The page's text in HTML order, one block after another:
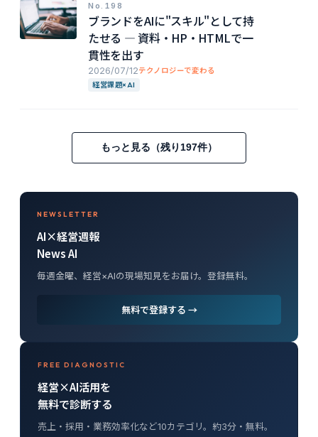
No.198
ブランドをAIに"スキル"として持
たせる — 資料・HP・HTMLで一
貫性を出す
2026/07/12テクノロジーで変わる
経営課題×AI
もっと見る（残り197件）
NEWSLETTER
AI×経営週報
News AI
毎週金曜、経営×AIの現場知見をお届け。登録無料。
無料で登録する →
FREE DIAGNOSTIC
経営×AI活用を
無料で診断する
売上・採用・業務効率化など10カテゴリ。約3分・無料。